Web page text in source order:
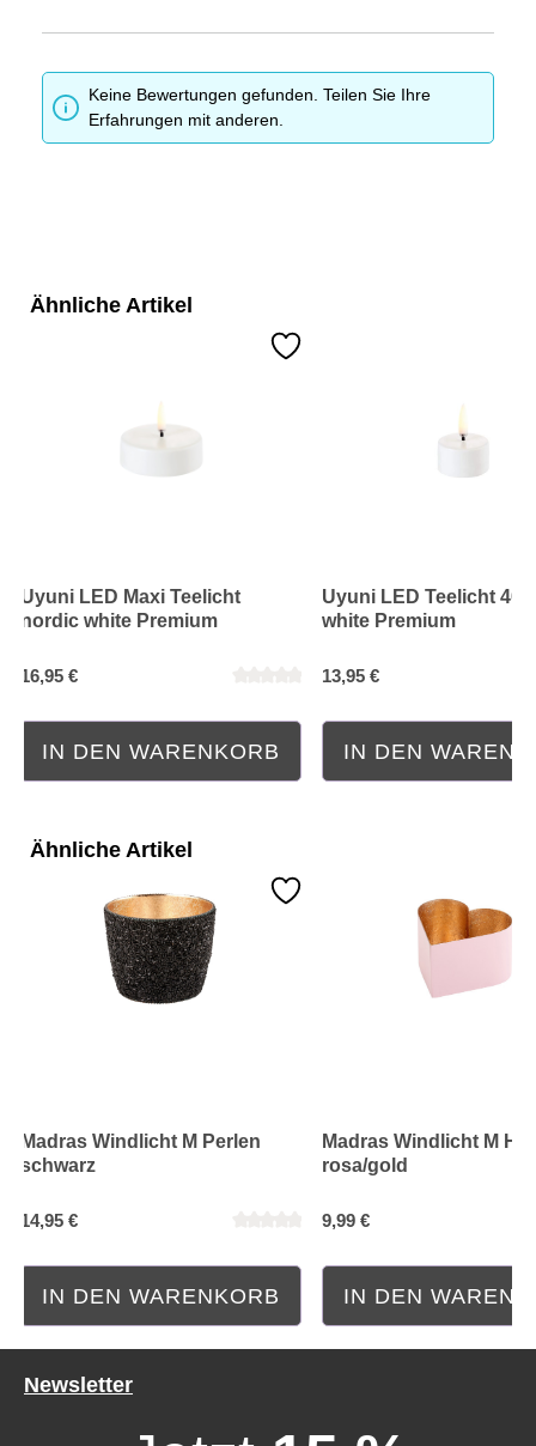
Keine Bewertungen gefunden. Teilen Sie Ihre
Erfahrungen mit anderen.
Ähnliche Artikel
Uyuni LED Maxi Teelicht
nordic white Premium
16,95 €
Durchschnittliche Bewertung von 0 von 5 Sternen
IN DEN WARENKORB
Uyuni LED Teelicht
white Premium
13,95 €
Durchschnittliche
IN DEN
Ähnliche Artikel
Madras Windlicht M Perlen
schwarz
14,95 €
IN DEN WARENKORB
Madras Windlicht M
rosa/gold
9,99 €
IN DEN
Newsletter